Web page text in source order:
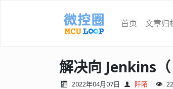
首页 文章归
解决向 Jenkins
2022年04月07日 阡陌